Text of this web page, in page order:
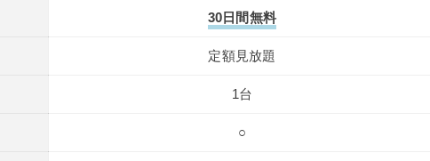
30日間無料
定額見放題
1台
○